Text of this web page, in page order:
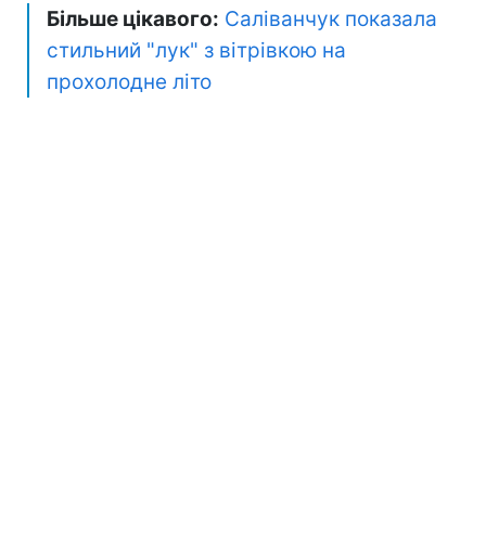
Більше цікавого: Саліванчук показала
стильний "лук" з вітрівкою на
прохолодне літо